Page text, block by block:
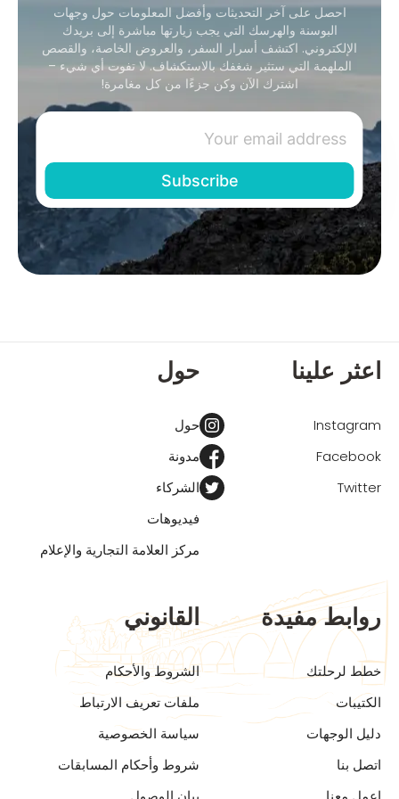
احصل على آخر التحديثات وأفضل المعلومات حول وجهات
البوسنة والهرسك التي يجب زيارتها مباشرة إلى بريدك
الإلكتروني. اكتشف أسرار السفر، والعروض الخاصة، والقصص
الملهمة التي ستثير شغفك بالاستكشاف. لا تفوت أي شيء –
اشترك الآن وكن جزءًا من كل مغامرة!
اعثر علينا
Instagram
Facebook
Twitter
حول
حول
مدونة
الشركاء
فيديوهات
مركز العلامة التجارية والإعلام
روابط مفيدة
خطط لرحلتك
الكتيبات
دليل الوجهات
اتصل بنا
القانوني
الشروط والأحكام
ملفات تعريف الارتباط
سياسة الخصوصية
شروط وأحكام المسابقات